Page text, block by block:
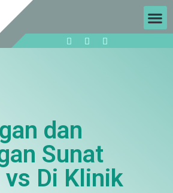
dan
Sunat
vs Di Klinik